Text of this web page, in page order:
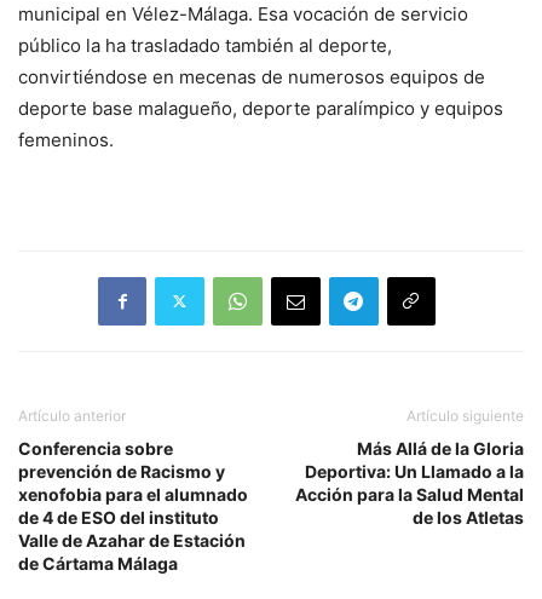
municipal en Vélez-Málaga. Esa vocación de servicio
público la ha trasladado también al deporte,
convirtiéndose en mecenas de numerosos equipos de
deporte base malagueño, deporte paralímpico y equipos
femeninos.
Artículo anterior
Conferencia sobre
prevención de Racismo y
xenofobia para el alumnado
de 4 de ESO del instituto
Valle de Azahar de Estación
de Cártama Málaga
Artículo siguiente
Más Allá de la Gloria
Deportiva: Un Llamado a la
Acción para la Salud Mental
de los Atletas